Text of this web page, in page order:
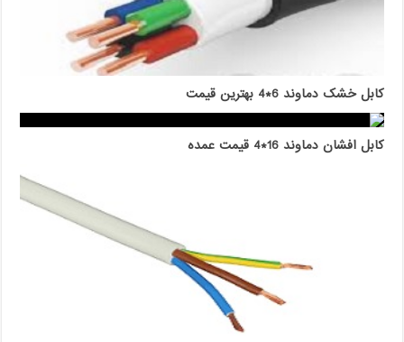
کابل خشک دماوند 6*4 بهترین قیمت
کابل افشان دماوند 16*4 قیمت عمده